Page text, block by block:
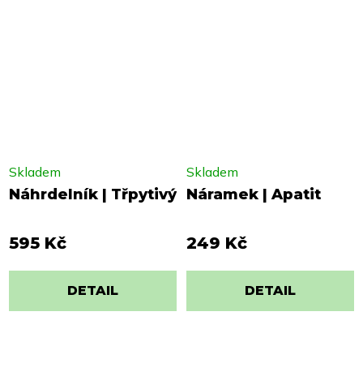
Náhrdelník | Třpytivý
Skladem
595 Kč
DETAIL
Náramek | Apatit
Skladem
249 Kč
DETAIL